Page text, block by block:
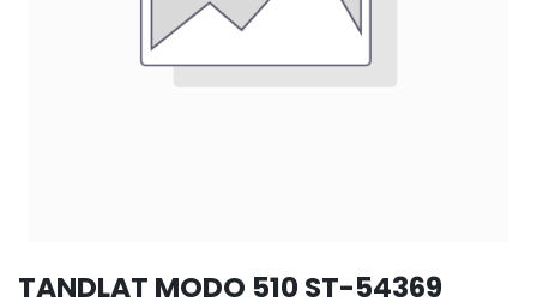
TANDLAT MODO 510 ST-54369